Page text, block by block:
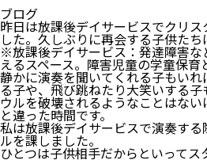
ブログ
昨日は放課後デイサービスでクリ
した。久しぶりに再会する子供たち
※放課後デイサービス：発達障害
えるスペース。障害児童の学童保育
静かに演奏を聞いてくれる子もい
る子や、飛び跳ねたり大笑いする
ウルを破壊されるようなことはな
と違った時間です。
私は放課後デイサービスで演奏す
ルを課しました。
ひとつは子供相手だからといって